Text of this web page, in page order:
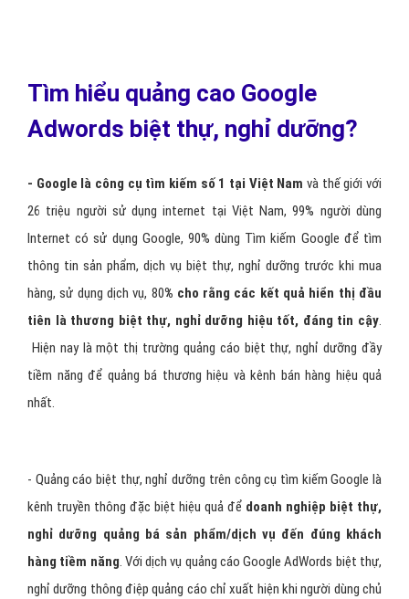
Tìm hiểu quảng cao Google
Adwords biệt thự, nghỉ dưỡng?
- Google là công cụ tìm kiếm số 1 tại Việt Nam và thế giới với
26 triệu người sử dụng internet tại Việt Nam, 99% người dùng
Internet có sử dụng Google, 90% dùng Tìm kiếm Google để tìm
thông tin sản phẩm, dịch vụ biệt thự, nghỉ dưỡng trước khi mua
hàng, sử dụng dịch vụ, 80% cho rằng các kết quả hiển thị đầu
tiên là thương biệt thự, nghỉ dưỡng hiệu tốt, đáng tin cậy.
Hiện nay là một thị trường quảng cáo biệt thự, nghỉ dưỡng đầy
tiềm năng để quảng bá thương hiệu và kênh bán hàng hiệu quả
nhất.
- Quảng cáo biệt thự, nghỉ dưỡng trên công cụ tìm kiếm Google là
kênh truyền thông đặc biệt hiệu quả để doanh nghiệp biệt thự,
nghỉ dưỡng quảng bá sản phẩm/dịch vụ đến đúng khách
hàng tiềm năng. Với dịch vụ quảng cáo Google AdWords biệt thự,
nghỉ dưỡng thông điệp quảng cáo chỉ xuất hiện khi người dùng chủ